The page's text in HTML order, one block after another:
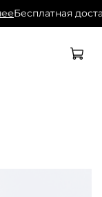
Бесплатная